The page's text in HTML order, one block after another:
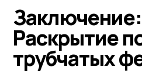
Заключение:
Раскрытие
трубчатых